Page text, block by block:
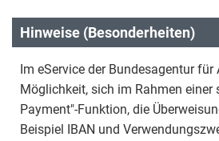
Hinweise (Besonderheiten)
Im eService der Bundesagentur für
Möglichkeit, sich im Rahmen einer
Payment"-Funktion, die
Beispiel IBAN und